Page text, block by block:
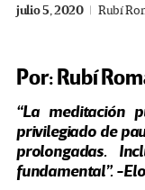
julio 5, 2020 Rubí
Por: Rubí
“La meditación
privilegiado de
prolongadas.
fundamental”. -